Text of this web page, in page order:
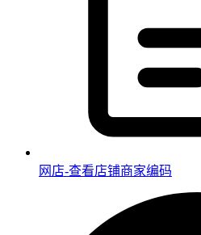
网店-查看店铺商家编码